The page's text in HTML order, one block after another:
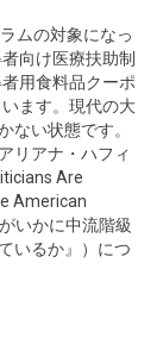
ムの対象になっ
向け医療扶助制
用食料品クーポ
ます。現代の大
ない状態です。
リアナ・ハフィ
Are
American
いかに中流階級
いるか』）につ